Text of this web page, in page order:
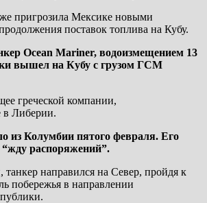
пригрозила Мексике новыми
поставок топлива на Кубу.
Ocean Mariner, водоизмещением 13
вышел на Кубу с грузом ГСМ
греческой компании,
в Либерии.
из Колумбии пятого февраля. Его
“жду распоряжений”.
танкер направился на Север, пройдя к
побережья в направлении